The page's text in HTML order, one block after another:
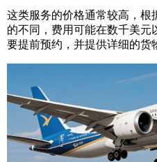
这类服务的价格通常较高，根
的不同，费用可能在数千美
要提前预约，并提供详细的货